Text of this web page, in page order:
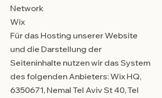
Network
Wix
Für das Hosting unserer Website
und die Darstellung der
Seiteninhalte nutzen wir das System
des folgenden Anbieters: Wix HQ,
6350671, Nemal Tel Aviv St 40, Tel